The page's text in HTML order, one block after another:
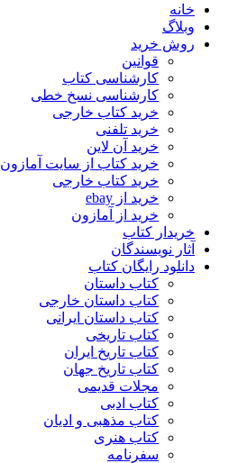
خانه
وبلاگ
روش خرید
قوانین
کارشناسی کتاب
کارشناسی نسخ خطی
خرید کتاب خارجی
خرید تلفنی
خرید آن لاین
خرید کتاب از سایت آمازون
خرید کتاب خارجی
خرید از ebay
خرید از آمازون
خریدار کتاب
آثار نویسندگان
دانلود رایگان کتاب
کتاب داستان
کتاب داستان خارجی
کتاب داستان ایرانی
کتاب تاریخی
کتاب تاریخ ایران
کتاب تاریخ جهان
مجلات قدیمی
کتاب ادبی
کتاب مذهبی و ادیان
کتاب هنری
سفرنامه